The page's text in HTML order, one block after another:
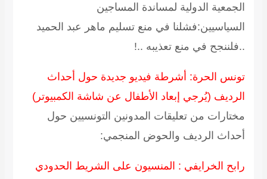
الجمعية الدولية لمساندة المساجين
السياسيين:فشلنا في منع تسليم ماهر عبد الحميد
..فلننجح في منع تعذيبه ..!
تونس الحرة: أشرطة فيديو جديدة حول أحداث
الرديف (يُرجي إبعاد الأطفال عن شاشة الكمبيوتر)
مختارات من تعليقات المدونين التونسيين حول
أحداث الرديف والحوض المنجمي:
رابح الخرايفي : المنسيون على الشريط الحدودي